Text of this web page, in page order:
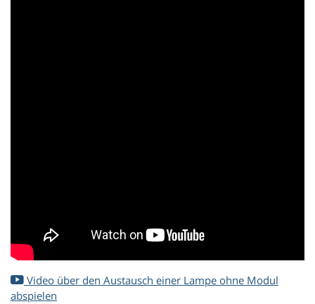
Video über den Austausch einer Lampe ohne Modul
abspielen